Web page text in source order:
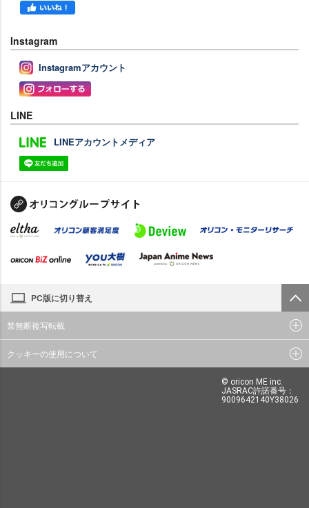
Instagram
Instagramアカウント
LINE
LINEアカウントメディア
PC版に切り替え
禁無断複写転載
クッキーの使用について
© oricon ME inc.
JASRAC許諾番号：
9009642140Y38026